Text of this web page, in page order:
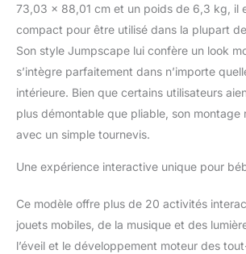
bébé sauteur
garçon et fille
jouets
personnaliser
bébé. Plus de
activités de
sont
marche. Une
terminé, il
sauteur à plat
73,03 x 88,01 cm et un poids de 6,3 kg, il
compact pour être utilisé dans la plupart
Son style Jumpscape lui confère un look
s’intègre parfaitement dans n’importe
intérieure. Bien que certains utilisateurs
plus démontable que pliable, son montage
avec un simple tournevis.
Une expérience interactive unique pour
Ce modèle offre plus de 20 activités
jouets mobiles, de la musique et des
l’éveil et le développement moteur des